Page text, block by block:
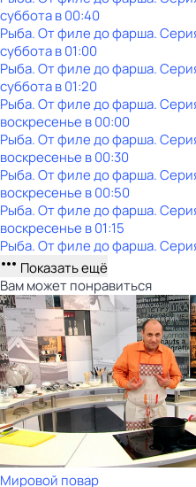
субботав00:40
Рыба. От филе до фарша.
субботав01:00
Рыба. От филе до фарша.
субботав01:20
Рыба. От филе до фарша.
воскресенье в00:00
Рыба. От филе до фарша.
воскресенье в00:30
Рыба. От филе до фарша.
воскресенье в00:50
Рыба. От филе до фарша.
воскресенье в01:15
Рыба. От филе до фарша.
Показать ещё
Вам может понравиться
Мировой повар